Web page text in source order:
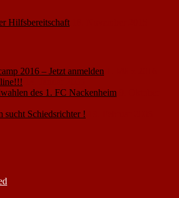
Hilfsbereitschaft
2016 – Jetzt anmelden
des 1. FC Nackenheim
sucht Schiedsrichter !